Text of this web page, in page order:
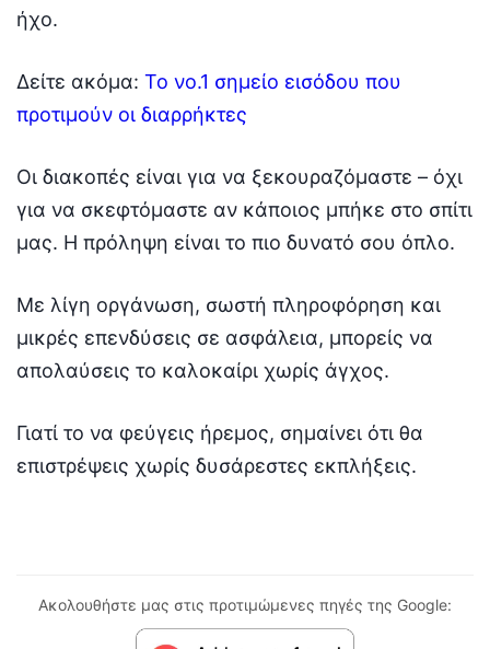
ήχο.
Δείτε ακόμα: Το νο.1 σημείο εισόδου που
προτιμούν οι διαρρήκτες
Οι διακοπές είναι για να ξεκουραζόμαστε – όχι
για να σκεφτόμαστε αν κάποιος μπήκε στο σπίτι
μας. Η πρόληψη είναι το πιο δυνατό σου όπλο.
Με λίγη οργάνωση, σωστή πληροφόρηση και
μικρές επενδύσεις σε ασφάλεια, μπορείς να
απολαύσεις το καλοκαίρι χωρίς άγχος.
Γιατί το να φεύγεις ήρεμος, σημαίνει ότι θα
επιστρέψεις χωρίς δυσάρεστες εκπλήξεις.
Ακολουθήστε μας στις προτιμώμενες πηγές της Google: